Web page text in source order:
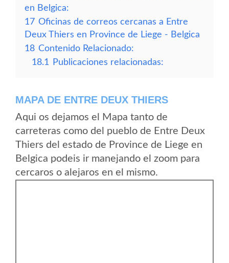
en Belgica:
17 Oficinas de correos cercanas a Entre
Deux Thiers en Province de Liege - Belgica
18 Contenido Relacionado:
18.1
Publicaciones relacionadas:
MAPA DE ENTRE DEUX THIERS
Aqui os dejamos el Mapa tanto de
carreteras como del pueblo de Entre Deux
Thiers del estado de Province de Liege en
Belgica podeis ir manejando el zoom para
cercaros o alejaros en el mismo.